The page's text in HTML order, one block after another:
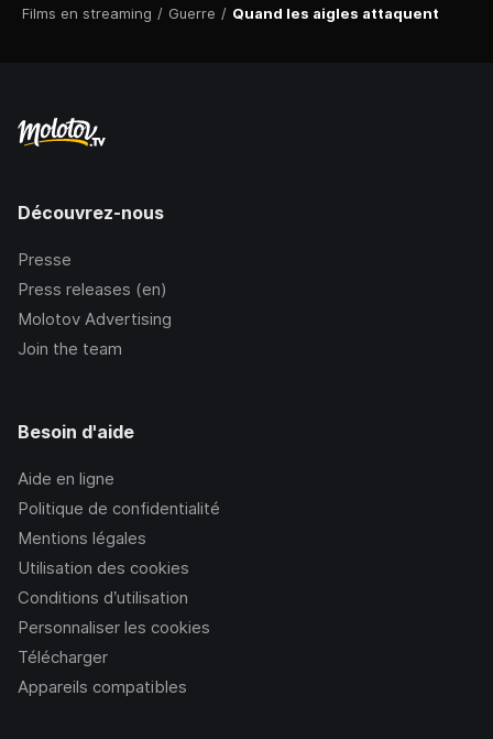
Films en streaming / Guerre / Quand les aigles attaquent
Découvrez-nous
Presse
Press releases (en)
Molotov Advertising
Join the team
Besoin d'aide
Aide en ligne
Politique de confidentialité
Mentions légales
Utilisation des cookies
Conditions d’utilisation
Personnaliser les cookies
Télécharger
Appareils compatibles